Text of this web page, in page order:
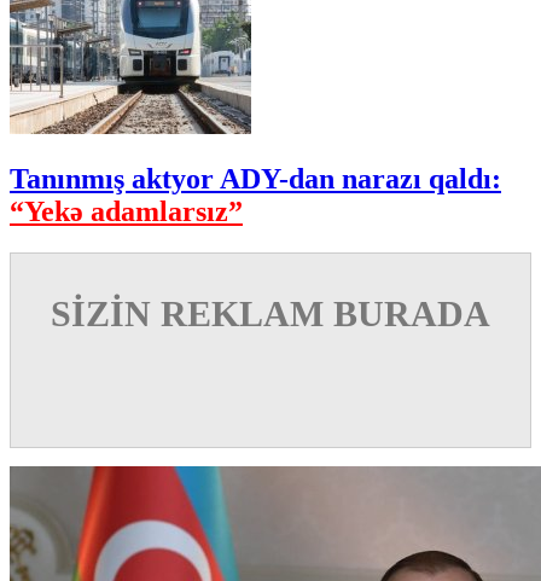
Tanınmış aktyor ADY-dan narazı qaldı:
“Yekə adamlarsız”
SİZİN REKLAM BURADA